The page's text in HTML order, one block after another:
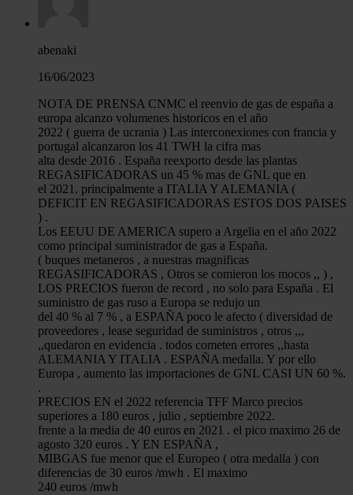
abenaki
16/06/2023
NOTA DE PRENSA CNMC el reenvio de gas de españa a
europa alcanzo volumenes historicos en el año
2022 ( guerra de ucrania ) Las interconexiones con francia y
portugal alcanzaron los 41 TWH la cifra mas
alta desde 2016 . España reexporto desde las plantas
REGASIFICADORAS un 45 % mas de GNL que en
el 2021. principalmente a ITALIA Y ALEMANIA (
DEFICIT EN REGASIFICADORAS ESTOS DOS PAISES
) .
Los EEUU DE AMERICA supero a Argelia en el año 2022
como principal suministrador de gas a España.
( buques metaneros , a nuestras magnificas
REGASIFICADORAS , Otros se comieron los mocos ,, ) ,
LOS PRECIOS fueron de record , no solo para España . El
suministro de gas ruso a Europa se redujo un
del 40 % al 7 % , a ESPAÑA poco le afecto ( diversidad de
proveedores , lease seguridad de suministros , otros ,,,
,,quedaron en evidencia . todos cometen errores ,,hasta
ALEMANIA Y ITALIA . ESPAÑA medalla. Y por ello
Europa , aumento las importaciones de GNL CASI UN 60 %.
.
PRECIOS EN el 2022 referencia TFF Marco precios
superiores a 180 euros , julio , septiembre 2022.
frente a la media de 40 euros en 2021 . el pico maximo 26 de
agosto 320 euros . Y EN ESPAÑA ,
MIBGAS fue menor que el Europeo ( otra medalla ) con
diferencias de 30 euros /mwh . El maximo
240 euros /mwh